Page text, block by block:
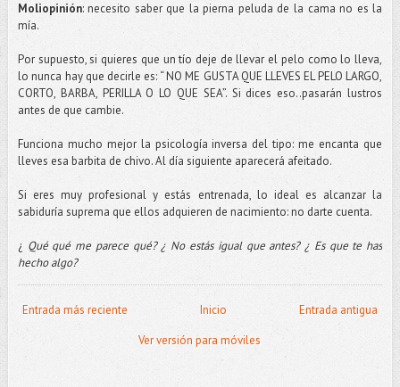
Moliopinión: necesito saber que la pierna peluda de la cama no es la
mía.
Por supuesto, si quieres que untío deje de llevar el pelo como lo lleva,
lo nunca hay que decirle es: “ NO ME GUSTA QUE LLEVES EL PELO LARGO,
CORTO, BARBA, PERILLA O LO QUE SEA”. Si dices eso..pasarán lustros
antes de que cambie.
Funciona mucho mejor la psicología inversa del tipo: me encanta que
lleves esa barbita de chivo. Al día siguiente aparecerá afeitado.
Si eres muy profesional y estás entrenada, lo ideal es alcanzar la
sabiduría suprema que ellos adquieren de nacimiento: no darte cuenta.
¿ Qué qué me parece qué? ¿ No estás igual que antes? ¿ Es que te has
hecho algo?
Entrada más reciente Entrada antigua
Inicio
Ver versión para móviles